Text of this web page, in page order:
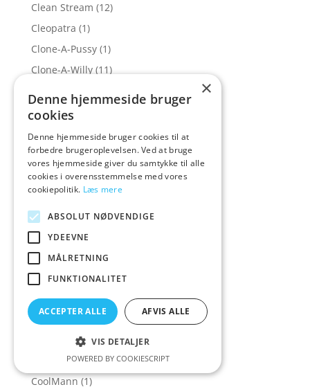
Clean Stream (12)
Cleopatra (1)
Clone-A-Pussy (1)
Clone-A-Willy (11)
Cobeco (10)
Cock & Ball Sexlegetøj
(122)
Cock harnesses (2)
Cock&Ball Sexlegetøj (84)
Cock&Balls sexlegetøj
Col
(1)
Colourful (1)
Colourful & P (1)
Colourful & Playful (10)
Colourful favouri (1)
Colourful favourite (1)
Colourful favourites (14)
(5)
CoolMann (1)
×
Denne hjemmeside bruger
cookies
Denne hjemmeside bruger cookies til at
forbedre brugeroplevelsen. Ved at bruge
vores hjemmeside giver du samtykke til alle
cookies i overensstemmelse med vores
cookiepolitik. Læs mere
ABSOLUT NØDVENDIGE
YDEEVNE
MÅLRETNING
FUNKTIONALITET
ACCEPTER ALLE AFVIS ALLE
VIS DETALJER
POWERED BY COOKIESCRIPT